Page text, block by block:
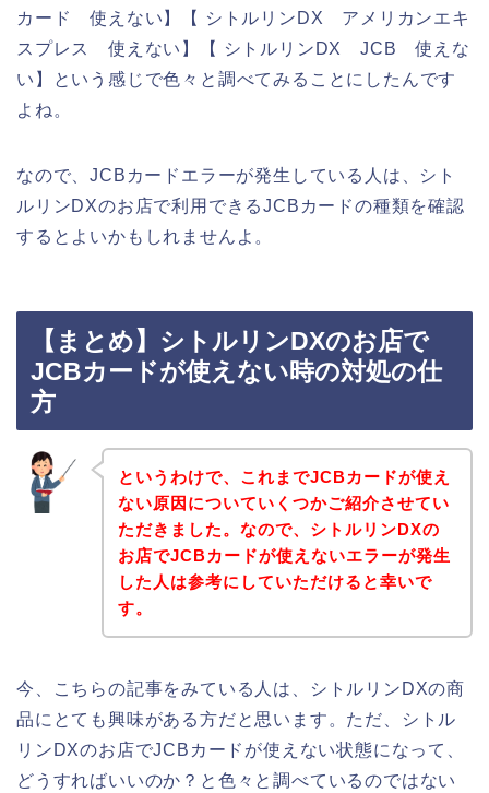
カード 使えない】【 シトルリンDX アメリカンエキ
スプレス 使えない】【 シトルリンDX JCB 使えな
い】という感じで色々と調べてみることにしたんです
よね。
なので、JCBカードエラーが発生している人は、シト
ルリンDXのお店で利用できるJCBカードの種類を確認
するとよいかもしれませんよ。
【まとめ】シトルリンDXのお店で
JCBカードが使えない時の対処の仕
方
というわけで、これまでJCBカードが使え
ない原因についていくつかご紹介させてい
ただきました。なので、シトルリンDXの
お店でJCBカードが使えないエラーが発生
した人は参考にしていただけると幸いで
す。
今、こちらの記事をみている人は、シトルリンDXの商
品にとても興味がある方だと思います。ただ、シトル
リンDXのお店でJCBカードが使えない状態になって、
どうすればいいのか？と色々と調べているのではない